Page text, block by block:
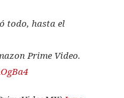
todo, hasta el
Prime Video.